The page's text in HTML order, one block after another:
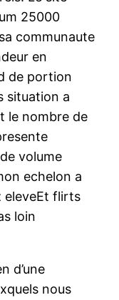
25000
communaute
en
de portion
situation a
le nombre de
volume
echelon a
eleveEt flirts
loin
d’une
nous